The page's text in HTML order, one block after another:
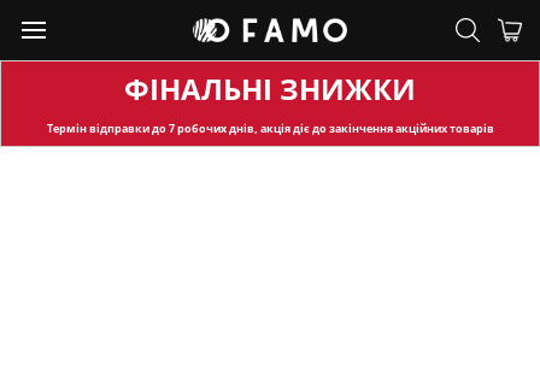
ФІНАЛЬНІ ЗНИЖКИ
Термін відправкидо 7 робочих днів, акція діє до закінчення акційних товарів